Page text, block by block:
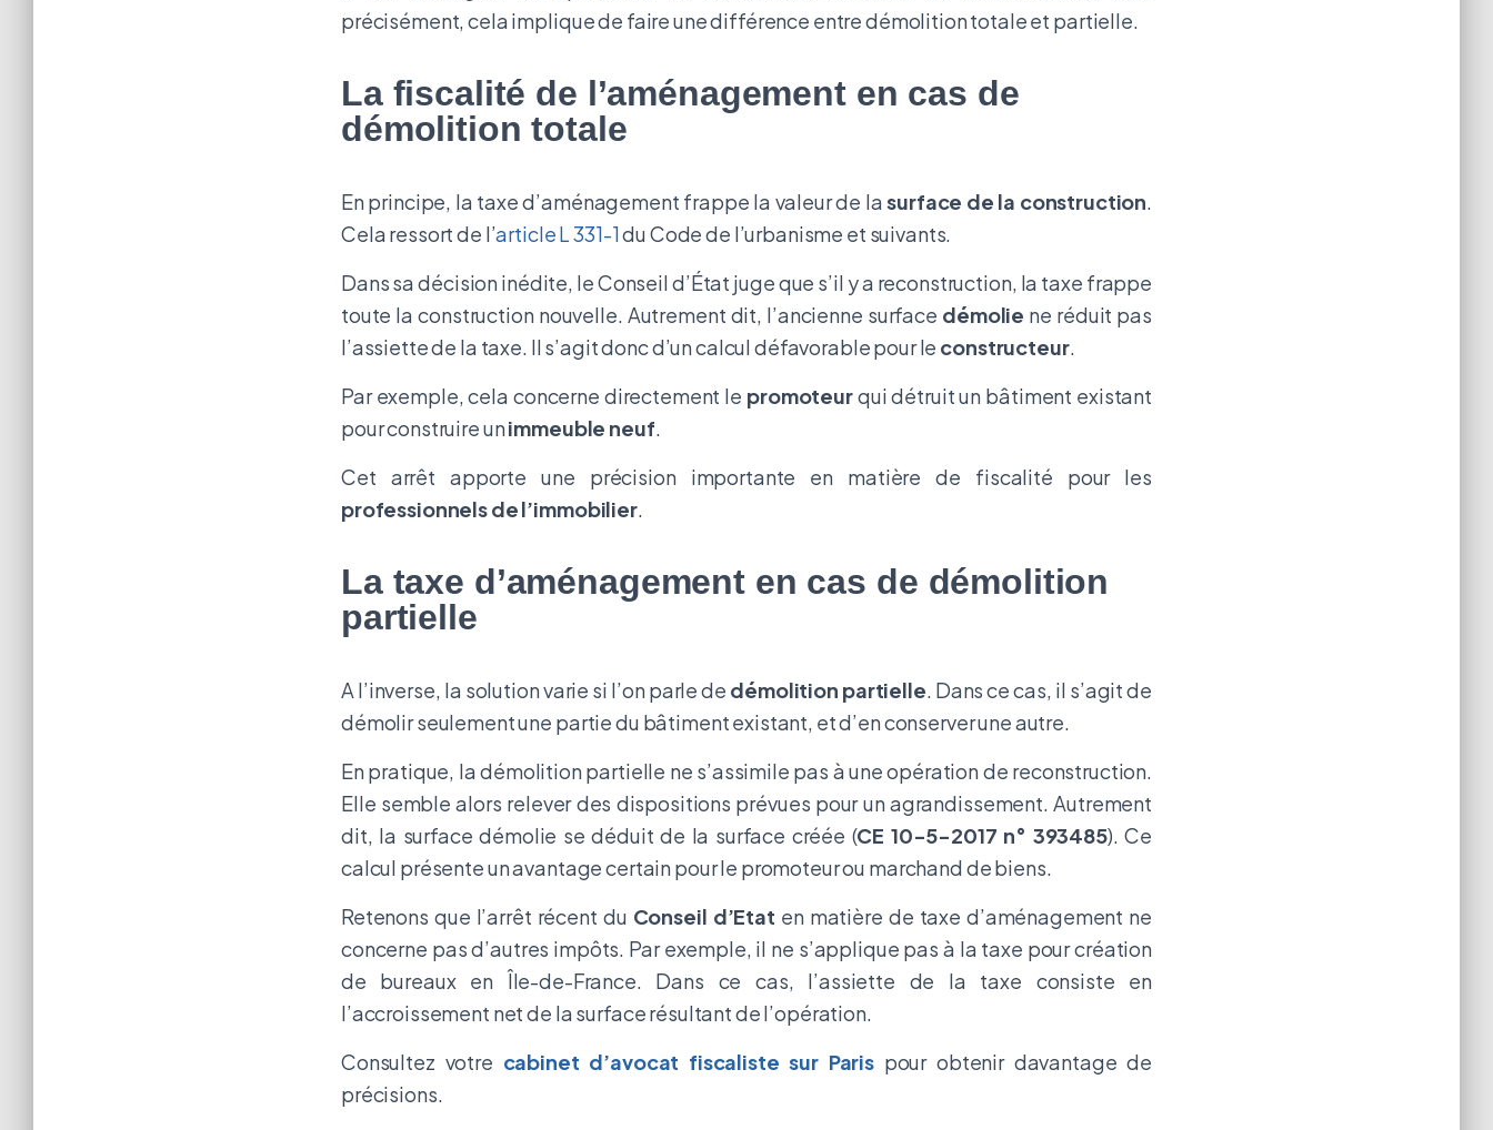
précisément, cela implique de faire une différence entre démolition totale et partielle.
La fiscalité de l’aménagement en cas de
démolition totale
En principe, la taxe d’aménagement frappe la valeur de lasurface de la construction.
Cela ressort de l’article L 331-1du Code de l’urbanisme et suivants.
Dans sa décision inédite, le Conseil d’État juge que s’il y a reconstruction, la taxe frappe
toute la construction nouvelle. Autrement dit, l’ancienne surface démolie ne réduit pas
l’assiette de la taxe. Il s’agit donc d’un calcul défavorable pour le constructeur.
Par exemple, cela concerne directement le promoteurqui détruit un bâtiment existant
pour construire unimmeuble neuf.
Cet arrêt apporte une précision importante en matière de fiscalité pour les
professionnels de l’immobilier.
La taxe d’aménagement en cas de démolition
partielle
A l’inverse, la solution varie si l’on parle de démolition partielle. Dans ce cas, il s’agit de
démolir seulement une partie du bâtiment existant, et d’en conserver une autre.
En pratique, la démolition partielle ne s’assimile pas à une opération de reconstruction.
Elle semble alors relever des dispositions prévues pour un agrandissement. Autrement
dit, la surface démolie se déduit de la surface créée (CE 10-5-2017 n° 393485). Ce
calcul présente un avantage certain pour le promoteur ou marchand de biens.
Retenons que l’arrêt récent du Conseil d’Etat en matière de taxe d’aménagement ne
concerne pas d’autres impôts. Par exemple, il ne s’applique pas à la taxe pour création
de bureaux en Île-de-France. Dans ce cas, l’assiette de la taxe consiste en
l’accroissement net de la surface résultant de l’opération.
Consultez votre cabinet d’avocat fiscaliste sur Paris pour obtenir davantage de
précisions.